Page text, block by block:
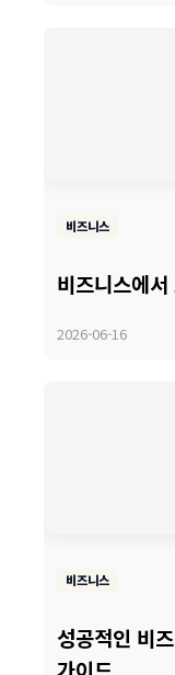
비즈니스
비즈니스에
2026-06-16
비즈니스
성공적인 비